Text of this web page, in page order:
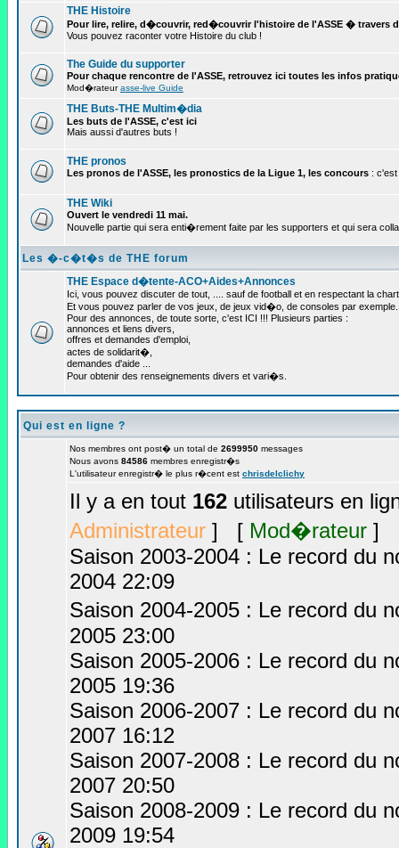
THE Histoire
Pour lire, relire, d�couvrir, red�couvrir l'histoire de l'ASSE � travers
Vous pouvez raconter votre Histoire du club !
The Guide du supporter
Pour chaque rencontre de l'ASSE, retrouvez ici toutes les infos
Mod�rateurasse-live Guide
THE Buts-THE Multim�dia
Les buts de l'ASSE, c'est ici
Mais aussi d'autres buts !
THE pronos
Les pronos de l'ASSE, les pronostics de la Ligue 1, les concours : c'est
THE Wiki
Ouvert le vendredi 11 mai.
Nouvelle partie qui sera enti�rement faite par les supporters et qui sera
Les �-c�t�s de THE forum
THE Espace d�tente-ACO+Aides+Annonces
Ici, vous pouvez discuter de tout, .... sauf de football et en respectant la
Et vous pouvez parler de vos jeux, de jeux vid�o, de consoles par exemple.
Pour des annonces, de toute sorte, c'est ICI !!! Plusieurs parties :
annonces et liens divers,
offres et demandes d'emploi,
actes de solidarit�,
demandes d'aide ...
Pour obtenir des renseignements divers et vari�s.
Qui est en ligne ?
Nos membres ont post� un total de 2699950 messages
Nous avons 84586 membres enregistr�s
L'utilisateur enregistr� le plus r�cent est chrisdelclichy
Il y a en tout 162 utilisateurs en
Administrateur ] [ Mod�rateur ]
Saison 2003-2004 : Le record du
2004 22:09
Saison 2004-2005 : Le record du
2005 23:00
Saison 2005-2006 : Le record du
2005 19:36
Saison 2006-2007 : Le record du
2007 16:12
Saison 2007-2008 : Le record du
2007 20:50
Saison 2008-2009 : Le record du
2009 19:54